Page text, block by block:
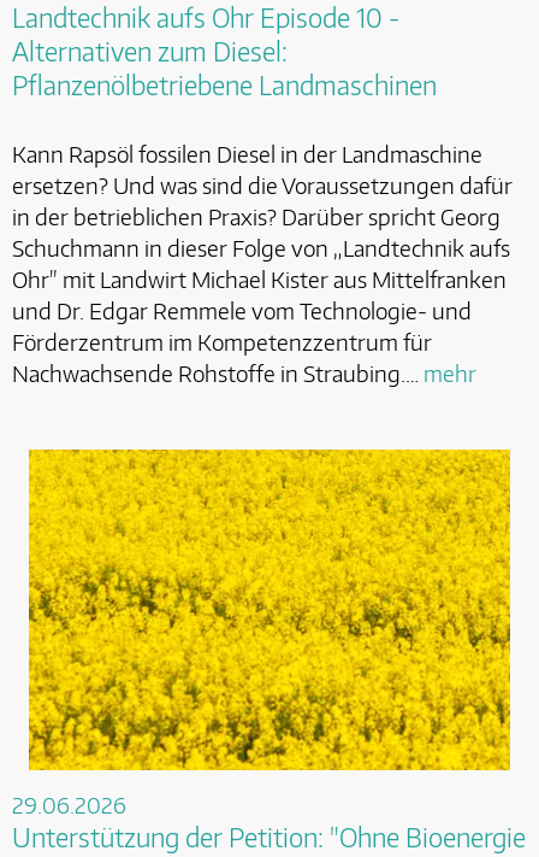
Landtechnik aufs Ohr Episode 10 -
Alternativen zum Diesel:
Pflanzenölbetriebene Landmaschinen
Kann Rapsöl fossilen Diesel in der Landmaschine
ersetzen? Und was sind die Voraussetzungen dafür
in der betrieblichen Praxis? Darüber spricht Georg
Schuchmann in dieser Folge von „Landtechnik aufs
Ohr" mit Landwirt Michael Kister aus Mittelfranken
und Dr. Edgar Remmele vom Technologie- und
Förderzentrum im Kompetenzzentrum für
Nachwachsende Rohstoffe in Straubing.… mehr
29.06.2026
Unterstützung der Petition: "Ohne Bioenergie